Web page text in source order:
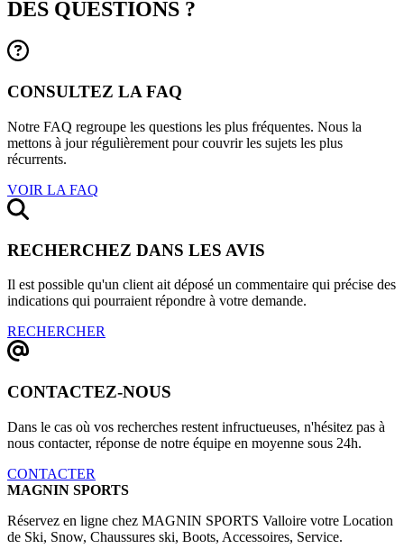
DES QUESTIONS ?
CONSULTEZ LA FAQ
Notre FAQ regroupe les questions les plus fréquentes. Nous la
mettons à jour régulièrement pour couvrir les sujets les plus
récurrents.
VOIR LA FAQ
RECHERCHEZ DANS LES AVIS
Il est possible qu'un client ait déposé un commentaire qui précise des
indications qui pourraient répondre à votre demande.
RECHERCHER
CONTACTEZ-NOUS
Dans le cas où vos recherches restent infructueuses, n'hésitez pas à
nous contacter, réponse de notre équipe en moyenne sous 24h.
CONTACTER
MAGNIN SPORTS
Réservez en ligne chez MAGNIN SPORTS Valloire votre Location
de Ski, Snow, Chaussures ski, Boots, Accessoires, Service.